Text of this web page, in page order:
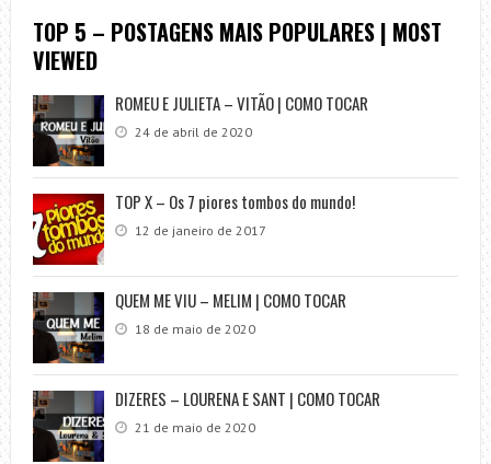
TOP 5 – POSTAGENS MAIS POPULARES | MOST
VIEWED
ROMEU E JULIETA – VITÃO | COMO TOCAR
24 de abril de 2020
TOP X – Os 7 piores tombos do mundo!
12 de janeiro de 2017
QUEM ME VIU – MELIM | COMO TOCAR
18 de maio de 2020
DIZERES – LOURENA E SANT | COMO TOCAR
21 de maio de 2020